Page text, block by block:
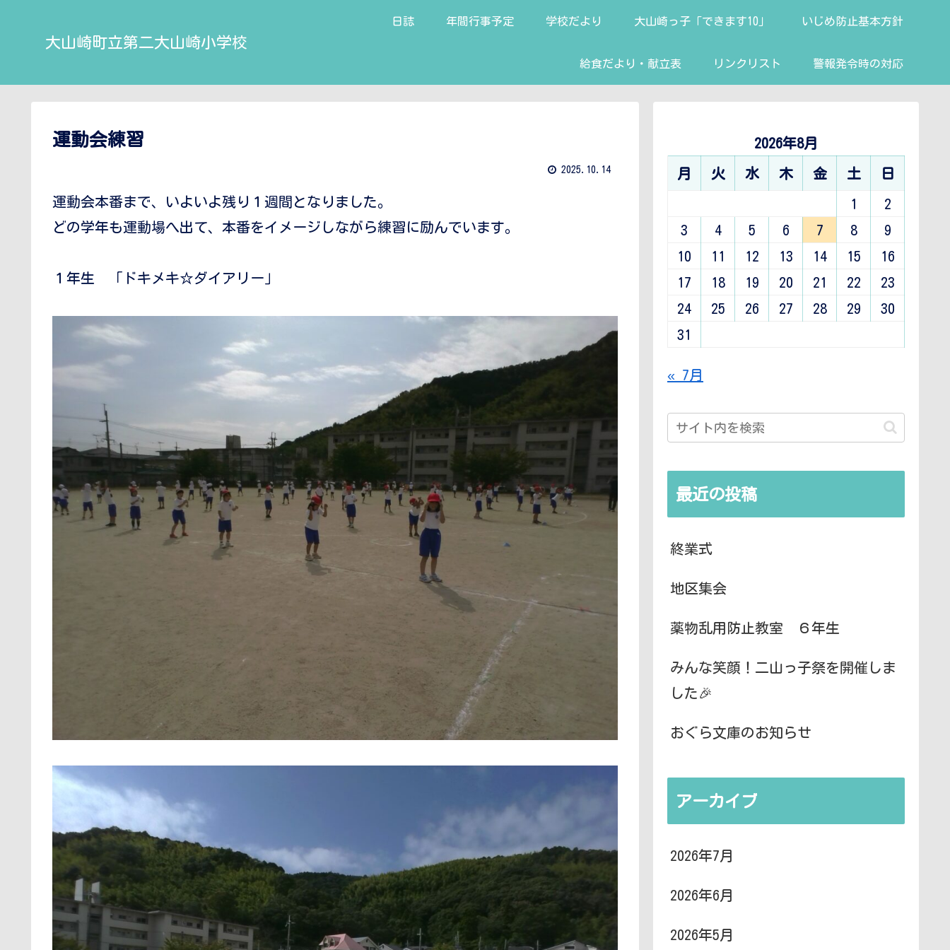
大山崎町立第二大山崎小学校
日誌 年間行事予定 学校だより 大山崎っ子「できます10」 いじめ防止基本方針
給食だより・献立表 リンクリスト 警報発令時の対応
運動会練習
2025.10.14
運動会本番まで、いよいよ残り１週間となりました。
どの学年も運動場へ出て、本番をイメージしながら練習に励んでいます。
１年生 「ドキメキ☆ダイアリー」
2026年8月
月 火 水 木 金 土 日
1
2
3
4 5 6 7 8
9
10
11 12 13 14 15
16
17
18 19 20 21 22
23
24
25 26 27 28 29
30
31
« 7月
最近の投稿
終業式
地区集会
薬物乱用防止教室 ６年生
みんな笑顔！二山っ子祭を開催しま
した🎉
おぐら文庫のお知らせ
アーカイブ
2026年7月
2026年6月
2026年5月